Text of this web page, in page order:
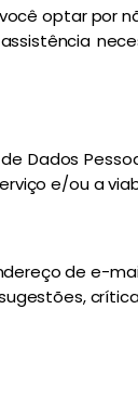
optar por
Dados
e/ou a
de e-